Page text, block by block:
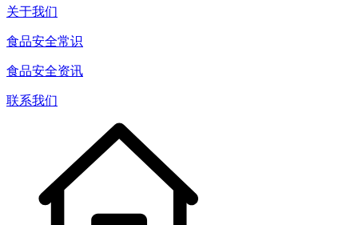
关于我们
食品安全常识
食品安全资讯
联系我们